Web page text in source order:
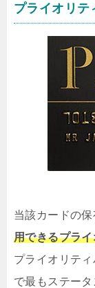
プライオリテ
当該カードの
用できるプラ
プライオリテ
で最もステー